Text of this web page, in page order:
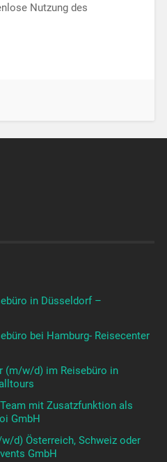
Nutzung des
in Düsseldorf –
bei Hamburg- Reisecenter
(m/w/d) im Reisebüro in
mit Zusatzfunktion als
GmbH
d) Österreich, Schweiz oder
GmbH